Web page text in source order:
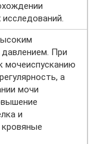
При
мочеиспусканию
а
мочи
и